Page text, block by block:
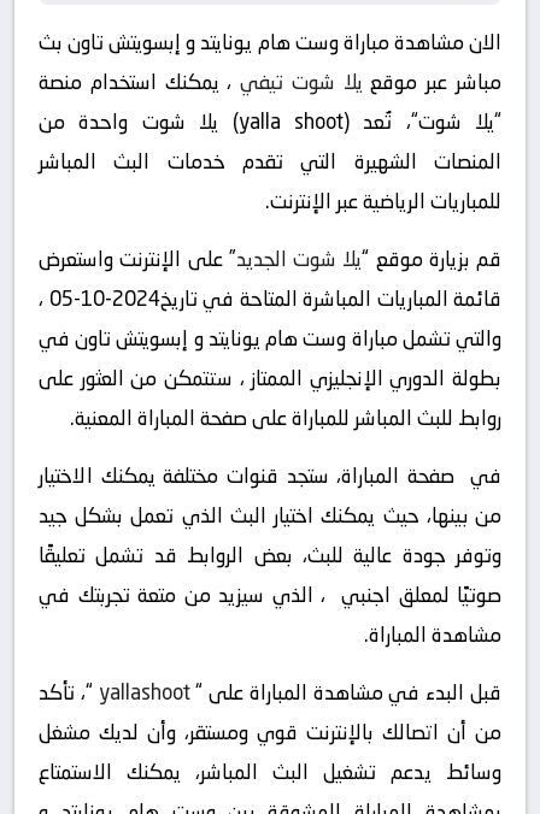
الان مشاهدة مباراة وست هام يونايتد و إبسويتش تاون بث
مباشر عبر موقع يلا شوت تيفي، يمكنك استخدام منصة
“يلا شوت“، تُعد (yalla shoot) يلا شوت واحدة من
المنصات الشهيرة التي تقدم خدمات البث المباشر
للمباريات الرياضية عبر الإنترنت.
قم بزيارة موقع “يلا شوت الجديد” على الإنترنت واستعرض
قائمة المباريات المباشرة المتاحة في تاريخ2024-10-05 ،
والتي تشمل مباراة وست هام يونايتد و إبسويتش تاون في
بطولة الدوري الإنجليزي الممتاز ، ستتمكن من العثور على
روابط للبث المباشر للمباراة على صفحة المباراة المعنية.
في صفحة المباراة، ستجد قنوات مختلفة يمكنك الاختيار
من بينها، حيث يمكنك اختيار البث الذي تعمل بشكل جيد
وتوفر جودة عالية للبث، بعض الروابط قد تشمل تعليقًا
صوتيًا لمعلق اجنبي ، الذي سيزيد من متعة تجربتك في
مشاهدة المباراة.
قبل البدء في مشاهدة المباراة على “yallashoot
“، تأكد
من أن اتصالك بالإنترنت قوي ومستقر، وأن لديك مشغل
وسائط يدعم تشغيل البث المباشر، يمكنك الاستمتاع